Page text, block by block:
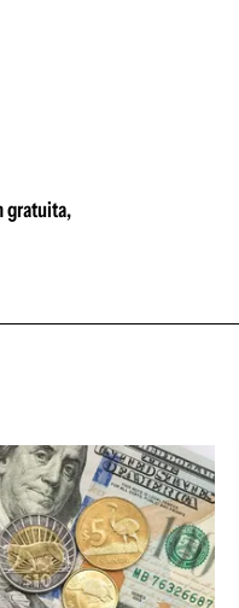
gratuita,